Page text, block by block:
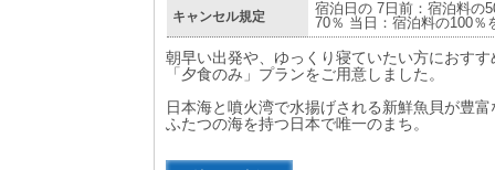
キャンセル規定
宿泊日の 7日前：宿泊料の
70％ 当日：宿泊料の100％
朝早い出発や、ゆっくり寝ていたい方におすす
「夕食のみ」プランをご用意しました。
日本海と噴火湾で水揚げされる新鮮魚貝が豊
ふたつの海を持つ日本で唯一のまち。